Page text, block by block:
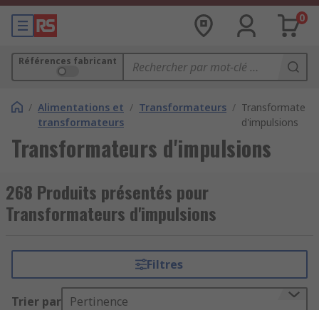
0
Références fabricant
/ Alimentations et
transformateurs
/ Transformateurs / Transformateurs
d'impulsions
Transformateurs d'impulsions
268 Produits présentés pour
Transformateurs d'impulsions
Filtres
Trier par Pertinence